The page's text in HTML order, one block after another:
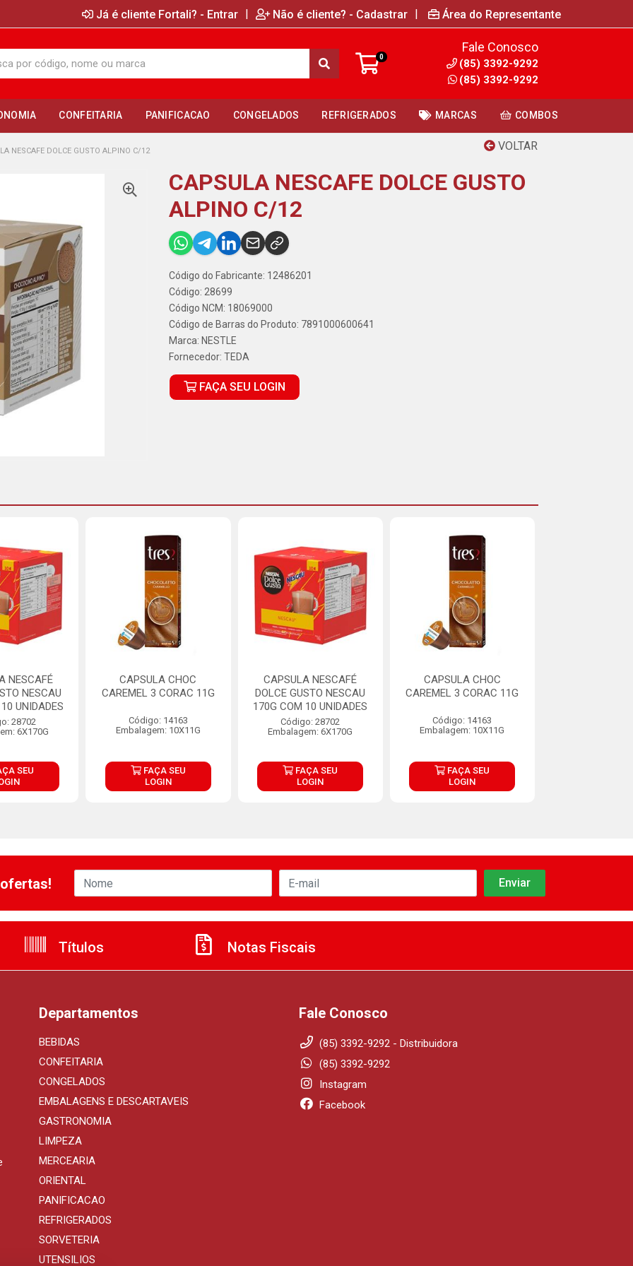
Já é cliente Fortali? - Entrar | Não é cliente? - Cadastrar | Área do Representante
0
Fale Conosco
(85) 3392-9292
(85) 3392-9292
CONFEITARIA PANIFICACAO CONGELADOS REFRIGERADOS MARCAS COMBOS
VOLTAR
NESCAFE DOLCE GUSTO ALPINO C/12
CAPSULA NESCAFE DOLCE GUSTO
ALPINO C/12
Código do Fabricante: 12486201
Código: 28699
Código NCM: 18069000
Código de Barras do Produto: 7891000600641
Marca: NESTLE
Fornecedor: TEDA
FAÇA SEU LOGIN
NESCAFÉ
NESCAU
UNIDADES
28702
6X170G
SEU
CAPSULA CHOC
CAREMEL 3 CORAC 11G
Código: 14163
Embalagem: 10X11G
FAÇA SEU
LOGIN
CAPSULA NESCAFÉ
DOLCE GUSTO NESCAU
170G COM 10 UNIDADES
Código: 28702
Embalagem: 6X170G
FAÇA SEU
LOGIN
CAPSULA CHOC
CAREMEL 3 CORAC 11G
Código: 14163
Embalagem: 10X11G
FAÇA SEU
LOGIN
Títulos Notas Fiscais
Departamentos
BEBIDAS
CONFEITARIA
CONGELADOS
EMBALAGENS E DESCARTAVEIS
GASTRONOMIA
LIMPEZA
MERCEARIA
ORIENTAL
PANIFICACAO
REFRIGERADOS
SORVETERIA
UTENSILIOS
Fale Conosco
(85) 3392-9292 - Distribuidora
(85) 3392-9292
Instagram
Facebook